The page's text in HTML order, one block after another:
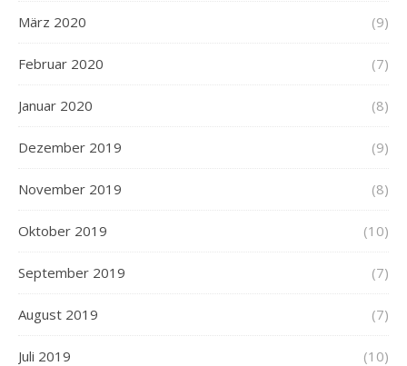
März 2020 (9)
Februar 2020 (7)
Januar 2020 (8)
Dezember 2019 (9)
November 2019 (8)
Oktober 2019 (10)
September 2019 (7)
August 2019 (7)
Juli 2019 (10)